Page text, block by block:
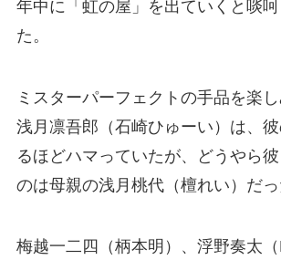
年中に「虹の屋」を出ていくと啖
た。
ミスターパーフェクトの手品を楽
浅月凛吾郎（石崎ひゅーい）は、
るほどハマっていたが、どうやら
のは母親の浅月桃代（檀れい）だ
梅越一二四（柄本明）、浮野奏太